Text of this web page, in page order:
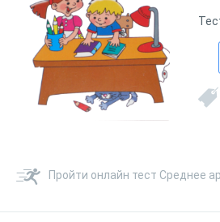
Пройти онлайн тест Среднее